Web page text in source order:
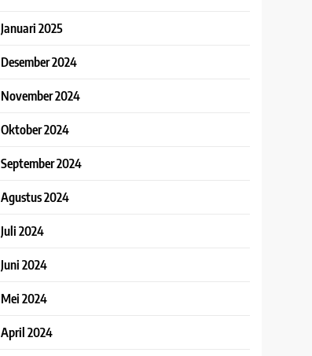
Januari 2025
Desember 2024
November 2024
Oktober 2024
September 2024
Agustus 2024
Juli 2024
Juni 2024
Mei 2024
April 2024